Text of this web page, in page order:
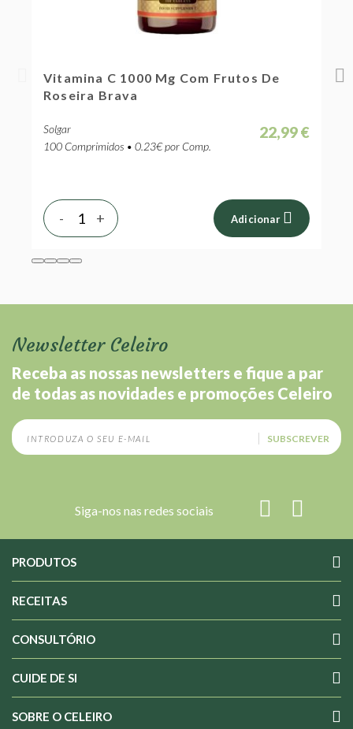
Vitamina C Com Sabor A Arando
Vermelho E Framboesa
90 Comprimidos • 0.23€ por Comp.
20,69 €
- Adicionar
Newsletter Celeiro
Receba as nossas newsletters e fique a par
de todas as novidades e promoções Celeiro
SUBSCREVER
Siga-nos nas redes sociais
PRODUTOS
RECEITAS
CONSULTÓRIO
CUIDE DE SI
SOBRE O CELEIRO